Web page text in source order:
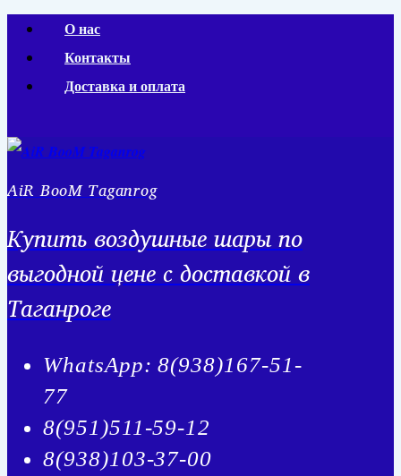
Перейти
содержимому
О нас
Контакты
Доставка и оплата
AiR BooM Taganrog
Купить воздушные шары по
выгодной цене с доставкой в
Таганроге
WhatsApp: 8(938)167-51-
77
8(951)511-59-12
8(938)103-37-00